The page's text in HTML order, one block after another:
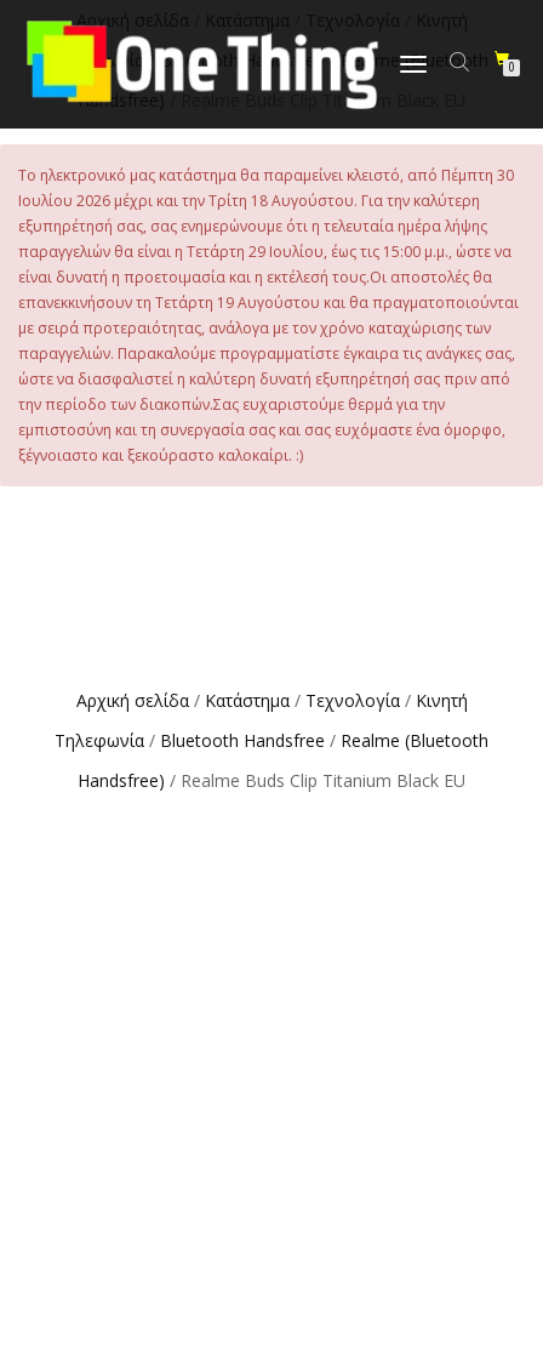
περιεχόμενο
Εναλλαγή
0
Αρχική σελίδα Κατάστημα Τεχνολογία
Κινητή
Τηλεφωνία / Bluetooth Handsfree/Realme (Bluetooth
Handsfree) / Realme Buds Clip Titanium Black EU
Το ηλεκτρονικό μας κατάστημα θα παραμείνει κλειστό, από Πέμπτη 30
Ιουλίου 2026 μέχρι και την Τρίτη 18 Αυγούστου. Για την καλύτερη
εξυπηρέτησή σας, σας ενημερώνουμε ότι η τελευταία ημέρα λήψης
παραγγελιών θα είναι η Τετάρτη 29 Ιουλίου, έως τις 15:00 μ.μ., ώστε να
είναι δυνατή η προετοιμασία και η εκτέλεσή τους.Οι αποστολές θα
επανεκκινήσουν τη Τετάρτη 19 Αυγούστου και θα πραγματοποιούνται
με σειρά προτεραιότητας, ανάλογα με τον χρόνο καταχώρισης των
παραγγελιών. Παρακαλούμε προγραμματίστε έγκαιρα τις ανάγκες σας,
ώστε να διασφαλιστεί η καλύτερη δυνατή εξυπηρέτησή σας πριν από
την περίοδο των διακοπών.Σας ευχαριστούμε θερμά για την
εμπιστοσύνη και τη συνεργασία σας και σας ευχόμαστε ένα όμορφο,
ξέγνοιαστο και ξεκούραστο καλοκαίρι. :)
Αρχική σελίδα/ Κατάστημα/ Τεχνολογία/ Κινητή
Τηλεφωνία / Bluetooth Handsfree / Realme (Bluetooth
Handsfree) / Realme Buds Clip Titanium Black EU